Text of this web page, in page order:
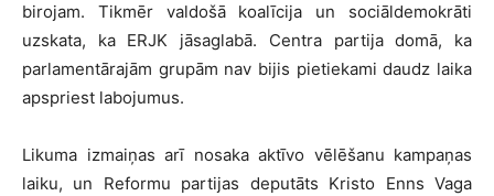
birojam. Tikmēr valdošā koalīcija un sociāldemokrāti
uzskata, ka ERJK jāsaglabā. Centra partija domā, ka
parlamentārajām grupām nav bijis pietiekami daudz laika
apspriest labojumus.
Likuma izmaiņas arī nosaka aktīvo vēlēšanu kampaņas
laiku, un Reformu partijas deputāts Kristo Enns Vaga